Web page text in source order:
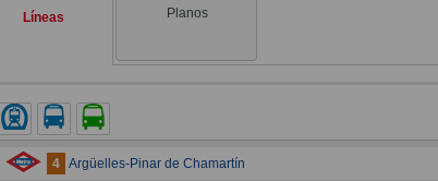
Líneas Planos
Metro Autobus urbano de Madrid (EMT)
Autobus interurbano
4 Argüelles-Pinar de Chamartín